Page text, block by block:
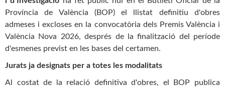
Província de València (BOP) el llistat definitiu d'obres
admeses i excloses en la convocatòria dels Premis València i
València Nova 2026, després de la finalització del període
d'esmenes previst en les bases del certamen.
Jurats ja designats per a totes les modalitats
Al costat de la relació definitiva d'obres, el BOP publica